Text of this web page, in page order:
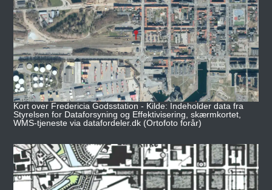
Kort over Fredericia Godsstation - Kilde: Indeholder data fra
Styrelsen for Dataforsyning og Effektivisering, skærmkortet,
WMS-tjeneste via datafordeler.dk (Ortofoto forår)